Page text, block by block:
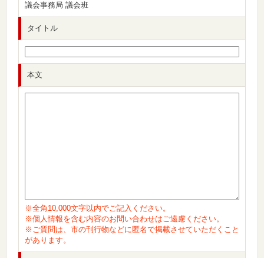
議会事務局 議会班
タイトル
本文
※全角10,000文字以内でご記入ください。
※個人情報を含む内容のお問い合わせはご遠慮ください。
※ご質問は、市の刊行物などに匿名で掲載させていただくこと
があります。